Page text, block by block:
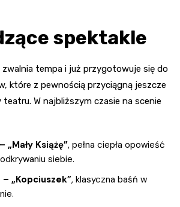
spektakle
zwalnia tempa i już przygotowuje się do
które z pewnością przyciągną jeszcze
W najbliższym czasie na scenie
„Mały Książę”, pełna ciepła opowieść
siebie.
„Kopciuszek”, klasyczna baśń w